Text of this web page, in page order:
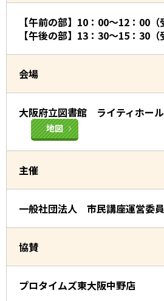
【午前の部】10：00～12：00
【午後の部】13：30～15：30（
会場
大阪府立図書館 ライティホー
地図
主催
一般社団法人 市民講座運営委
協賛
プロタイムズ東大阪中野店